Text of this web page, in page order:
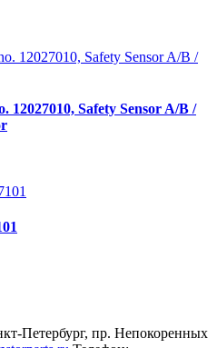
12027010, Safety Sensor A/B /
Петербург, пр. Непокоренных